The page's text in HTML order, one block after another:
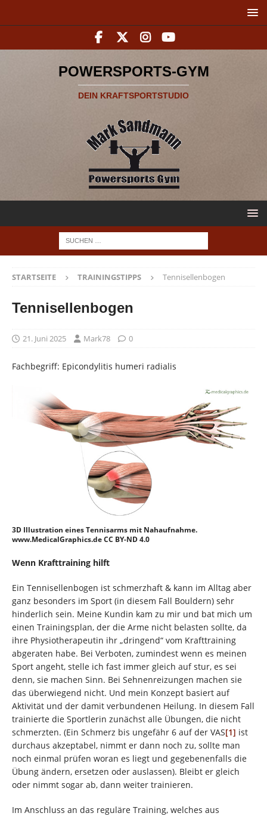
POWERSPORTS-GYM
DEIN KRAFTSPORTSTUDIO
STARTSEITE TRAININGSTIPPS Tennisellenbogen
Tennisellenbogen
21. Juni 2025 Mark78 0
Fachbegriff: Epicondylitis humeri radialis
3D Illustration eines Tennisarms mit Nahaufnahme.
www.MedicalGraphics.deCC BY-ND 4.0
Wenn Krafttraining hilft
Ein Tennisellenbogen ist schmerzhaft & kann im Alltag aber
ganz besonders im Sport (in diesem Fall Bouldern) sehr
hinderlich sein. Meine Kundin kam zu mir und bat mich um
einen Trainingsplan, der die Arme nicht belasten sollte, da
ihre Physiotherapeutin ihr „dringend“ vom Krafttraining
abgeraten habe. Bei Verboten, zumindest wenn es meinen
Sport angeht, stelle ich fast immer gleich auf stur, es sei
denn, sie machen Sinn. Bei Sehnenreizungen machen sie
das überwiegend nicht. Und mein Konzept basiert auf
Aktivität und der damit verbundenen Heilung. In diesem Fall
trainierte die Sportlerin zunächst alle Übungen, die nicht
schmerzten. (Ein Schmerz bis ungefähr 6 auf der VAS[1] ist
durchaus akzeptabel, nimmt er dann noch zu, sollte man
noch einmal prüfen woran es liegt und gegebenenfalls die
Übung ändern, ersetzen oder auslassen). Bleibt er gleich
oder nimmt sogar ab, dann weiter trainieren.
Im Anschluss an das reguläre Training, welches aus